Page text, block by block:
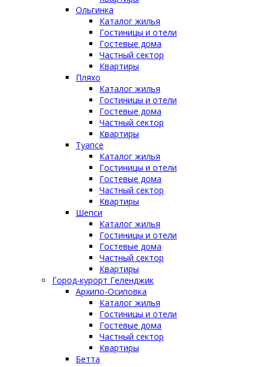
Ольгинка
Каталог жилья
Гостиницы и отели
Гостевые дома
Частный сектор
Квартиры
Пляхо
Каталог жилья
Гостиницы и отели
Гостевые дома
Частный сектор
Квартиры
Туапсе
Каталог жилья
Гостиницы и отели
Гостевые дома
Частный сектор
Квартиры
Шепси
Каталог жилья
Гостиницы и отели
Гостевые дома
Частный сектор
Квартиры
Город-курорт Геленджик
Архипо-Осиповка
Каталог жилья
Гостиницы и отели
Гостевые дома
Частный сектор
Квартиры
Бетта